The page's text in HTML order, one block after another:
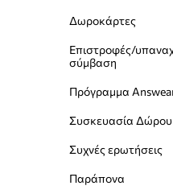
Δωροκάρτες
Επιστροφές/
σύμβαση
Πρόγραμμα
Συσκευασία Δώρου
Συχνές ερωτήσεις
Παράπονα